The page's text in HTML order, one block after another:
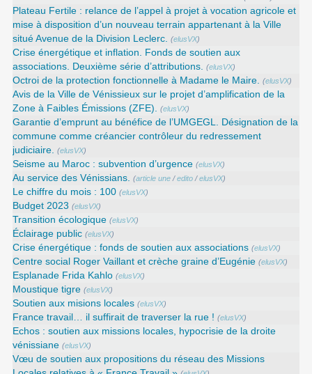
Plateau Fertile : relance de l’appel à projet à vocation agricole et
mise à disposition d’un nouveau terrain appartenant à la Ville
situé Avenue de la Division Leclerc. (elusVX)
Crise énergétique et inflation. Fonds de soutien aux
associations. Deuxième série d’attributions. (elusVX)
Octroi de la protection fonctionnelle à Madame le Maire. (elusVX)
Avis de la Ville de Vénissieux sur le projet d’amplification de la
Zone à Faibles Émissions (ZFE). (elusVX)
Garantie d’emprunt au bénéfice de l’UMGEGL. Désignation de la
commune comme créancier contrôleur du redressement
judiciaire. (elusVX)
Seisme au Maroc : subvention d’urgence (elusVX)
Au service des Vénissians. (article une /edito /elusVX)
Le chiffre du mois : 100 (elusVX)
Budget 2023 (elusVX)
Transition écologique (elusVX)
Éclairage public (elusVX)
Crise énergétique : fonds de soutien aux associations (elusVX)
Centre social Roger Vaillant et crèche graine d’Eugénie (elusVX)
Esplanade Frida Kahlo (elusVX)
Moustique tigre (elusVX)
Soutien aux misions locales (elusVX)
France travail… il suffirait de traverser la rue ! (elusVX)
Echos : soutien aux missions locales, hypocrisie de la droite
vénissiane (elusVX)
Vœu de soutien aux propositions du réseau des Missions